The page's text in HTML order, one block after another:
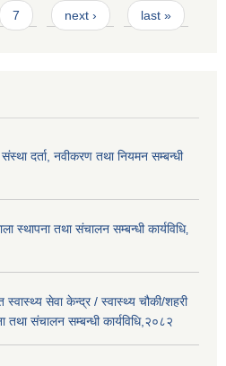
7 next › last »
दर्ता, नवीकरण तथा नियमन सम्बन्धी
स्थापना तथा संचालन सम्बन्धी कार्यविधि‚
सेवा केन्द्र / स्वास्थ्य चौकी/शहरी
तथा संचालन सम्बन्धी कार्यविधि,२०८२